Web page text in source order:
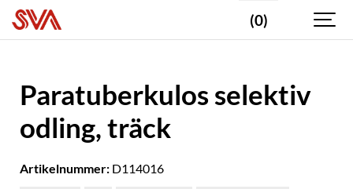
(0)
Paratuberkulos selektiv
odling, träck
Artikelnummer: D114016